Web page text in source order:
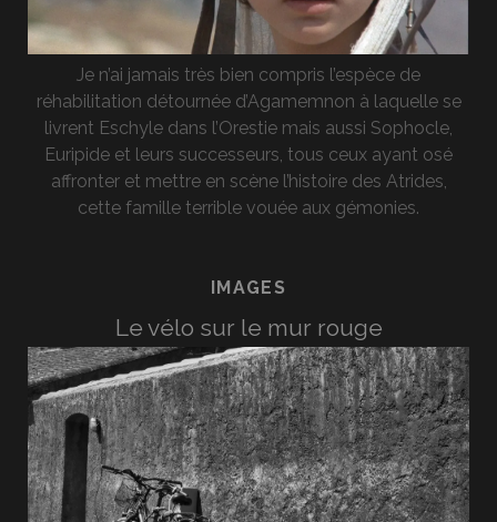
Je n’ai jamais très bien compris l’espèce de
réhabilitation détournée d’Agamemnon à laquelle se
livrent Eschyle dans l’Orestie mais aussi Sophocle,
Euripide et leurs successeurs, tous ceux ayant osé
affronter et mettre en scène l’histoire des Atrides,
cette famille terrible vouée aux gémonies.
IMAGES
Le vélo sur le mur rouge